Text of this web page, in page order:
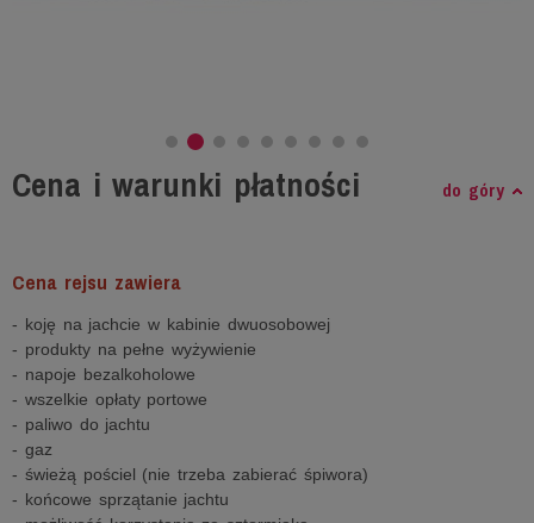
Cena i warunki płatności do góry
Cena rejsu zawiera
- koję na jachcie w kabinie dwuosobowej
- produkty na pełne wyżywienie
- napoje bezalkoholowe
- wszelkie opłaty portowe
- paliwo do jachtu
- gaz
- świeżą pościel (nie trzeba zabierać śpiwora)
- końcowe sprzątanie jachtu